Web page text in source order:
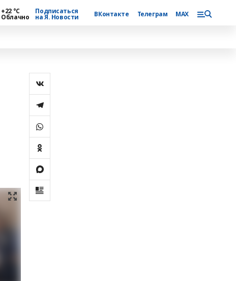
+22 °С
Облачно
Подписаться
на Я. Новости ВКонтакте Телеграм MAX